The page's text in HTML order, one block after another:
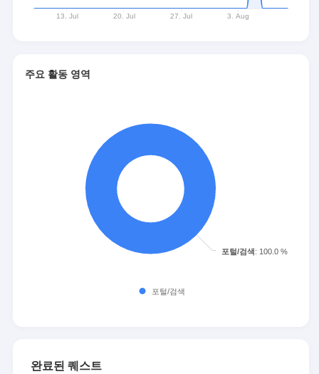
주요 활동 영역
완료된 퀘스트